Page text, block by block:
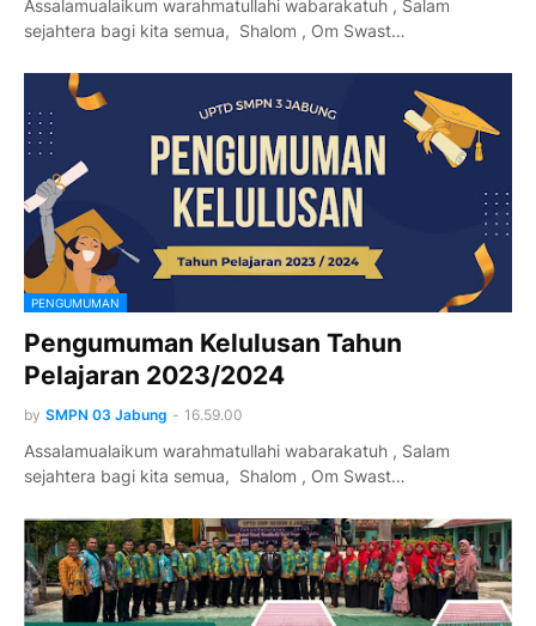
Assalamualaikum warahmatullahi wabarakatuh , Salam
sejahtera bagi kita semua, Shalom , Om Swast…
PENGUMUMAN
Pengumuman Kelulusan Tahun
Pelajaran 2023/2024
by SMPN 03 Jabung - 16.59.00
Assalamualaikum warahmatullahi wabarakatuh , Salam
sejahtera bagi kita semua, Shalom , Om Swast…